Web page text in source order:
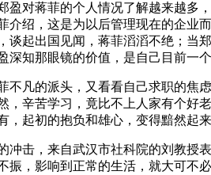
盈对蒋菲的个人情况了解越来越多
介绍，这是为以后管理现在的企业
谈起出国见闻，蒋菲滔滔不绝；当
深知那眼镜的价值，是自己目前一
不凡的派头，又看看自己求职的焦
，辛苦学习，竟比不上人家有个好
，起初的抱负和雄心，变得黯然起
冲击，来自武汉市社科院的刘教授
振，影响到正常的生活，就大可不